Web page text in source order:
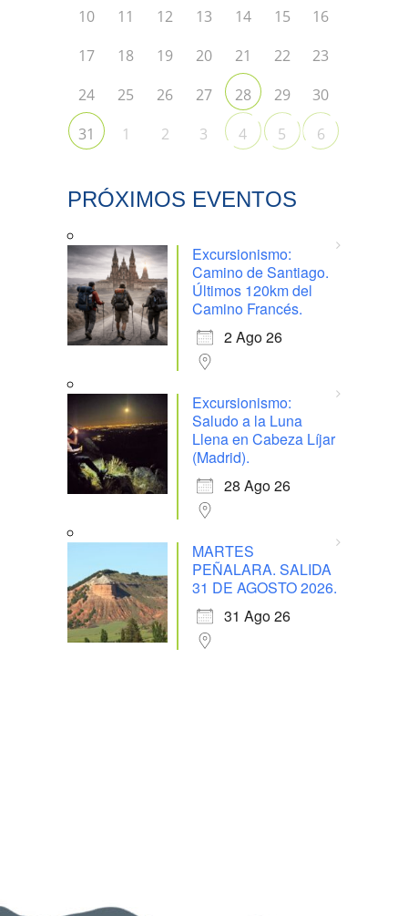
10
11 12 13 14 15
16
17
18 19 20 21 22
23
24
25 26 27 28 29
30
31
1 2 3 4 5 6
PRÓXIMOS EVENTOS
Excursionismo:
Camino de Santiago.
Últimos 120km del
Camino Francés.
2 Ago 26
Excursionismo:
Saludo a la Luna
Llena en Cabeza Líjar
(Madrid).
28 Ago 26
MARTES
PEÑALARA. SALIDA
31 DE AGOSTO 2026.
31 Ago 26